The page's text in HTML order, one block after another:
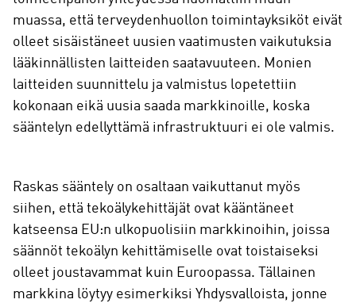
muassa, että terveydenhuollon toimintayksiköt eivät
olleet sisäistäneet uusien vaatimusten vaikutuksia
lääkinnällisten laitteiden saatavuuteen. Monien
laitteiden suunnittelu ja valmistus lopetettiin
kokonaan eikä uusia saada markkinoille, koska
sääntelyn edellyttämä infrastruktuuri ei ole valmis.
Raskas sääntely on osaltaan vaikuttanut myös
siihen, että tekoälykehittäjät ovat kääntäneet
katseensa EU:n ulkopuolisiin markkinoihin, joissa
säännöt tekoälyn kehittämiselle ovat toistaiseksi
olleet joustavammat kuin Euroopassa. Tällainen
markkina löytyy esimerkiksi Yhdysvalloista, jonne